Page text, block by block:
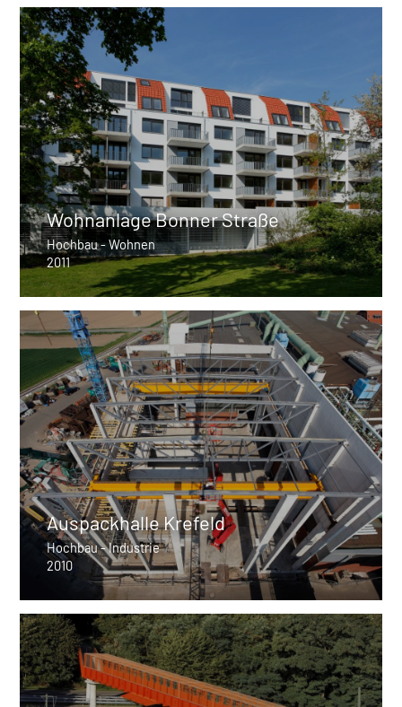
Wohnanlage Bonner Straße
Hochbau - Wohnen
2011
Auspackhalle Krefeld
Hochbau - Industrie
2010